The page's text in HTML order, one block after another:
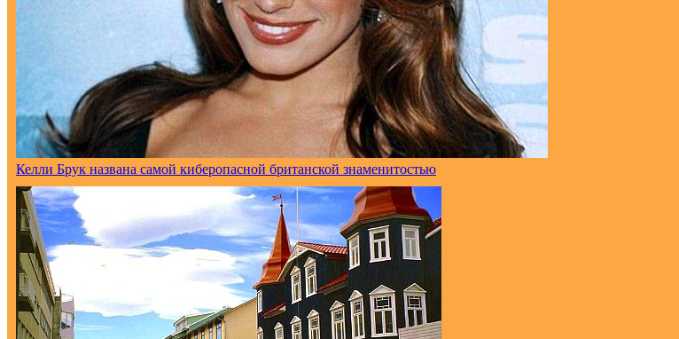
Келли Брук названа самой киберопасной британской знаменитостью